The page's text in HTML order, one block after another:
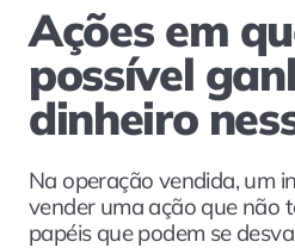
Ações em
possível
dinheiro
Na operação vendida, um
vender uma ação que não
papéis que podem se